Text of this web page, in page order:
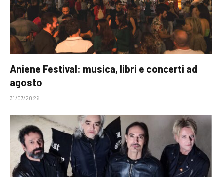
Aniene Festival: musica, libri e concerti ad
agosto
31/07/2026